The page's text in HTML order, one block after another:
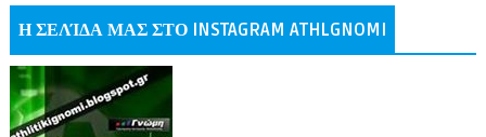
Η ΣΕΛΊΔΑ ΜΑΣ ΣΤΟ INSTAGRAM ATHLGNOMI